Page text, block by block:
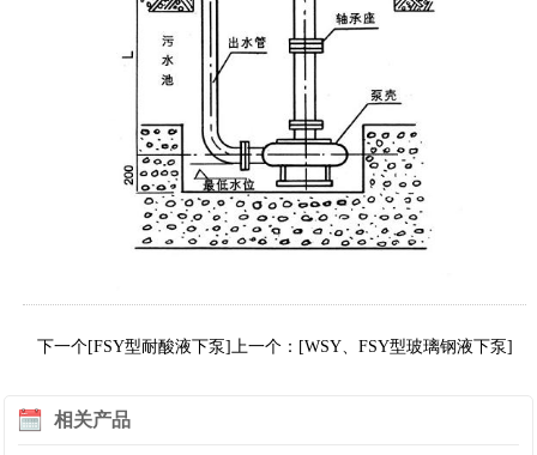
下一个[FSY型耐酸液下泵]上一个：[WSY、FSY型玻璃钢液下泵]
相关产品